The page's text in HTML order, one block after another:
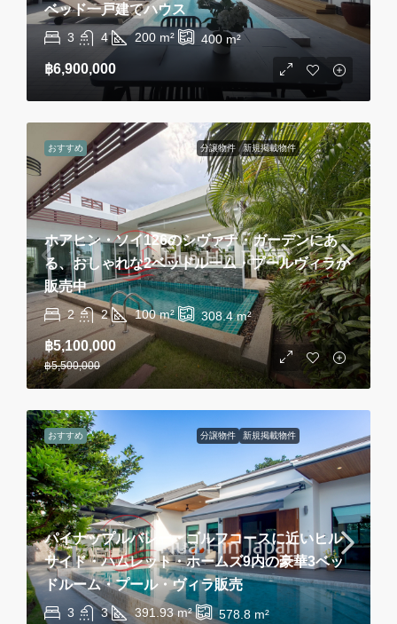
ベッド一戸建てハウス
3 4 200 m² 400 m²
฿6,900,000
おすすめ 分譲物件 新規掲載物件
ホアヒン・ソイ126のシヴァナ・ガーデンにあ
る、おしゃれな2ベッドルーム・プールヴィラが
販売中
2 2 100 m² 308.4m²
฿5,100,000
฿5,500,000
おすすめ 分譲物件 新規掲載物件
パイナップルバレー・ゴルフコースに近いヒル
サイド・ハムレット・ホームズ9内の豪華3ベッ
ドルーム・プール・ヴィラ販売
3 3 391.93 m² 578.8 m²